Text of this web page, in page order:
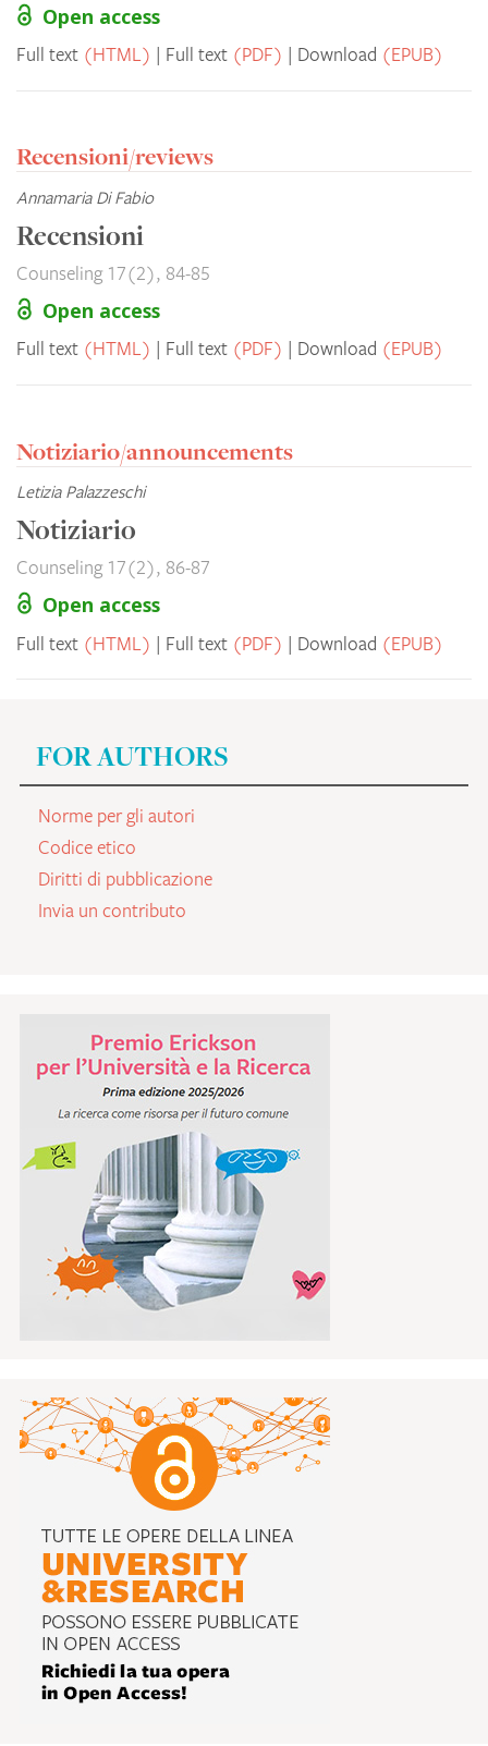
Open access
Full text (HTML) Full text (PDF) Download (EPUB)
Recensioni/reviews
Annamaria Di Fabio
Recensioni
Counseling 17(2), 84-85
Open access
Full text (HTML) Full text (PDF) Download (EPUB)
Notiziario/announcements
Letizia Palazzeschi
Notiziario
Counseling 17(2), 86-87
Open access
Full text (HTML) Full text (PDF) Download (EPUB)
FOR AUTHORS
Norme per gli autori
Codice etico
Diritti di pubblicazione
Invia un contributo